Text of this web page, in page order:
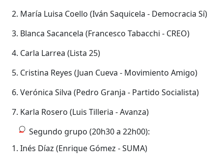
2. María Luisa Coello (Iván Saquicela - Democracia Sí)
3. Blanca Sacancela (Francesco Tabacchi - CREO)
4. Carla Larrea (Lista 25)
5. Cristina Reyes (Juan Cueva - Movimiento Amigo)
6. Verónica Silva (Pedro Granja - Partido Socialista)
7. Karla Rosero (Luis Tilleria - Avanza)
Segundo grupo (20h30 a 22h00):
1. Inés Díaz (Enrique Gómez - SUMA)